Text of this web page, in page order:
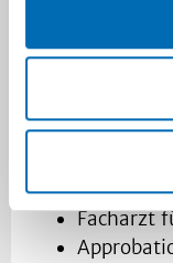
Erwerb
Dauer 24
Ihr
Facharzt